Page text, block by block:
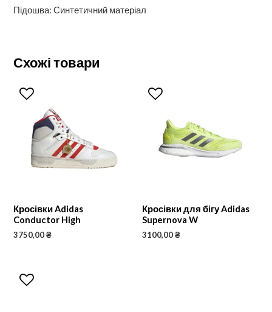
Підошва: Синтетичний матеріал
Схожі товари
Кросівки Adidas
Conductor High
3750,00₴
Кросівки для бігу Adidas
Supernova W
3100,00₴